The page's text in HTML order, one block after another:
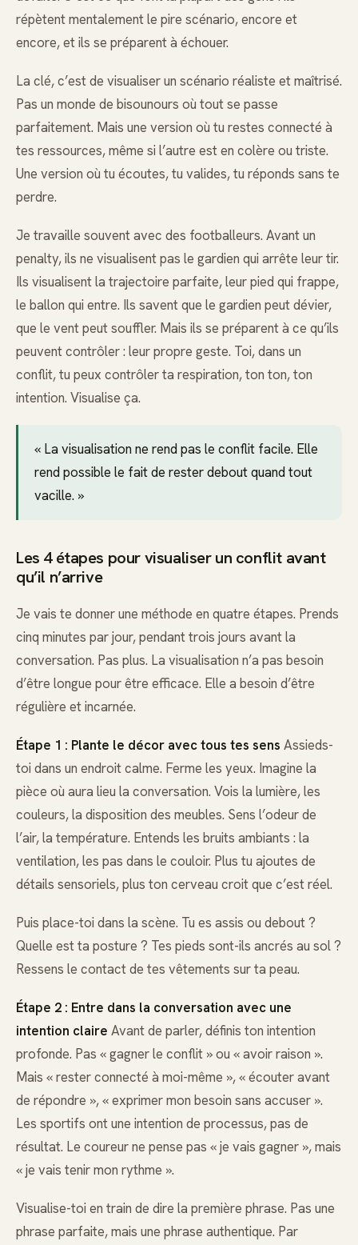
répètent mentalement le pire scénario, encore et
encore, et ils se préparent à échouer.
La clé, c’est de visualiser un scénario réaliste et maîtrisé.
Pas un monde de bisounours où tout se passe
parfaitement. Mais une version où tu restes connecté à
tes ressources, même si l’autre est en colère ou triste.
Une version où tu écoutes, tu valides, tu réponds sans te
perdre.
Je travaille souvent avec des footballeurs. Avant un
penalty, ils ne visualisent pas le gardien qui arrête leur tir.
Ils visualisent la trajectoire parfaite, leur pied qui frappe,
le ballon qui entre. Ils savent que le gardien peut dévier,
que le vent peut souffler. Mais ils se préparent à ce qu’ils
peuvent contrôler : leur propre geste. Toi, dans un
conflit, tu peux contrôler ta respiration, ton ton, ton
intention. Visualise ça.
« La visualisation ne rend pas le conflit facile. Elle
rend possible le fait de rester debout quand tout
vacille. »
Les 4 étapes pour visualiser un conflit avant
qu’il n’arrive
Je vais te donner une méthode en quatre étapes. Prends
cinq minutes par jour, pendant trois jours avant la
conversation. Pas plus. La visualisation n’a pas besoin
d’être longue pour être efficace. Elle a besoin d’être
régulière et incarnée.
Étape 1 : Plante le décor avec tous tes sens Assieds-
toi dans un endroit calme. Ferme les yeux. Imagine la
pièce où aura lieu la conversation. Vois la lumière, les
couleurs, la disposition des meubles. Sens l’odeur de
l’air, la température. Entends les bruits ambiants : la
ventilation, les pas dans le couloir. Plus tu ajoutes de
détails sensoriels, plus ton cerveau croit que c’est réel.
Puis place-toi dans la scène. Tu es assis ou debout ?
Quelle est ta posture ? Tes pieds sont-ils ancrés au sol ?
Ressens le contact de tes vêtements sur ta peau.
Étape 2 : Entre dans la conversation avec une
intention claire Avant de parler, définis ton intention
profonde. Pas « gagner le conflit » ou « avoir raison ».
Mais « rester connecté à moi-même », « écouter avant
de répondre », « exprimer mon besoin sans accuser ».
Les sportifs ont une intention de processus, pas de
résultat. Le coureur ne pense pas « je vais gagner », mais
« je vais tenir mon rythme ».
Visualise-toi en train de dire la première phrase. Pas une
phrase parfaite, mais une phrase authentique. Par